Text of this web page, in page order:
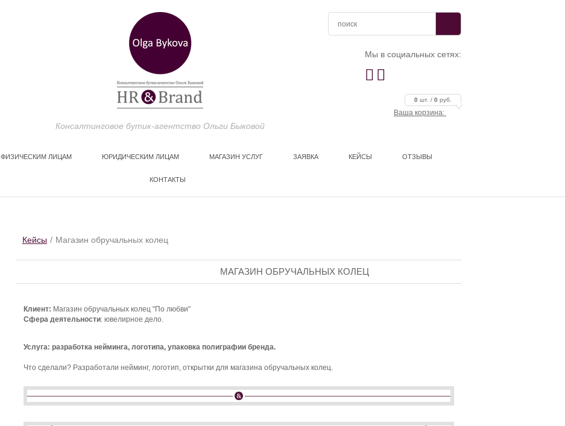
Мы в социальных сетях:
 
Ваша корзина:
0 шт. / 0 руб.
Консалтинговое бутик-агентство Ольги Быковой
ФИЗИЧЕСКИМ ЛИЦАМ ЮРИДИЧЕСКИМ ЛИЦАМ МАГАЗИН УСЛУГ ЗАЯВКА КЕЙСЫ ОТЗЫВЫ
КОНТАКТЫ
Кейсы Магазин обручальных колец
МАГАЗИН ОБРУЧАЛЬНЫХ КОЛЕЦ
Клиент: Магазин обручальных колец "По любви"
Сфера деятельности: ювелирное дело.
Услуга: разработка нейминга, логотипа, упаковка полиграфии бренда.
Что сделали? Разработали нейминг, логотип, открытки для магазина обручальных колец.